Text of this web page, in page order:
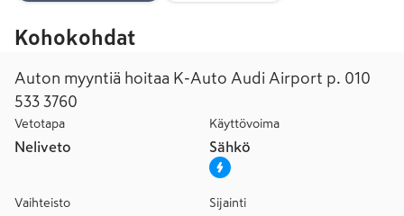
Kohokohdat
Auton myyntiä hoitaa K-Auto Audi Airport p. 010
533 3760
Vetotapa
Neliveto
Käyttövoima
Sähkö
Vaihteisto Sijainti